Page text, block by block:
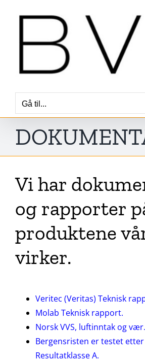
Gå til...
Vi har
og rapporter
produktene
virker.
Veritec (Veritas) Teknisk
Molab Teknisk rapport.
Norsk VVS, luftinntak og vær.
Bergensristen er testet etter
Resultatklasse A.